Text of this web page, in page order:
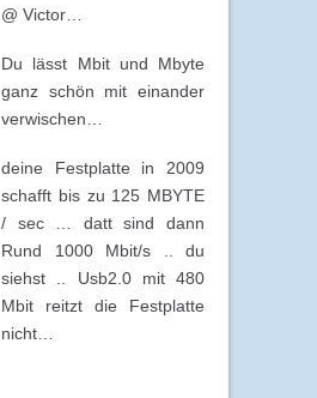
@ Victor…
Du lässt Mbit und Mbyte
ganz schön mit einander
verwischen…
deine Festplatte in 2009
schafft bis zu 125 MBYTE
/ sec … datt sind dann
Rund 1000 Mbit/s .. du
siehst .. Usb2.0 mit 480
Mbit reitzt die Festplatte
nicht…